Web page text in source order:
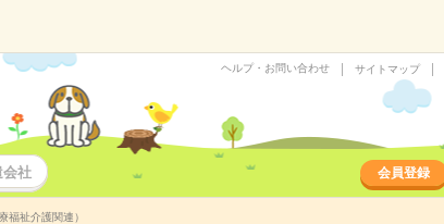
ヘルプ・お問い合わせ サイトマップ
会社 会員登録
祉介護関連）